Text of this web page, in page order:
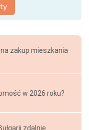
zakup mieszkania
w 2026 roku?
zdalnie